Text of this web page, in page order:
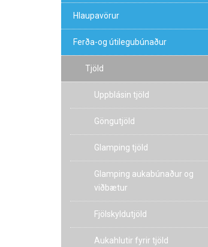
Hlaupavörur
Ferða-og útilegubúnaður
Tjöld
Uppblásin tjöld
Göngutjöld
Glamping tjöld
Glamping aukabúnaður og
viðbætur
Fjölskyldutjöld
Aukahlutir fyrir tjöld